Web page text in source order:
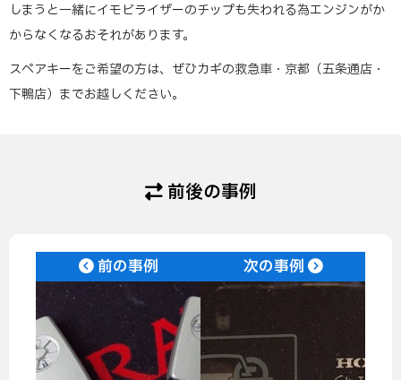
しまうと一緒にイモビライザーのチップも失われる為エンジンがか
からなくなるおそれがあります。
スペアキーをご希望の方は、ぜひカギの救急車・京都（五条通店・
下鴨店）までお越しください。
前後の事例
前の事例 次の事例